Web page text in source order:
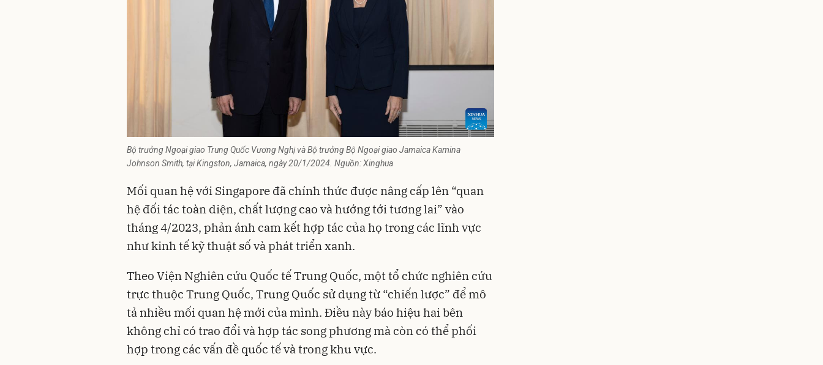
Bộ trưởng Ngoại giao Trung Quốc Vương Nghị và Bộ trưởng Bộ Ngoại giao Jamaica Kamina
Johnson Smith, tại Kingston, Jamaica, ngày 20/1/2024. Nguồn: Xinghua
Mối quan hệ với Singapore đã chính thức được nâng cấp lên “quan
hệ đối tác toàn diện, chất lượng cao và hướng tới tương lai” vào
tháng 4/2023, phản ánh cam kết hợp tác của họ trong các lĩnh vực
như kinh tế kỹ thuật số và phát triển xanh.
Theo Viện Nghiên cứu Quốc tế Trung Quốc, một tổ chức nghiên cứu
trực thuộc Trung Quốc, Trung Quốc sử dụng từ “chiến lược” để mô
tả nhiều mối quan hệ mới của mình. Điều này báo hiệu hai bên
không chỉ có trao đổi và hợp tác song phương mà còn có thể phối
hợp trong các vấn đề quốc tế và trong khu vực.